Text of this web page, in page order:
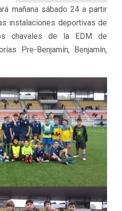
mañana sábado 24 a partir
instalaciones deportivas de
chavales de la EDM de
Pre-Benjamín, Benjamín,